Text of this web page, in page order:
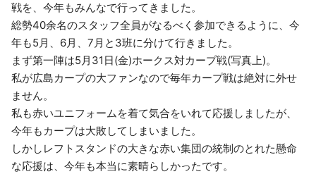
戦を、今年もみんなで行ってきました。
総勢40余名のスタッフ全員がなるべく参加できるように、今
年も5月、6月、7月と3班に分けて行きました。
まず第一陣は5月31日(金)ホークス対カープ戦(写真上)。
私が広島カープの大ファンなので毎年カープ戦は絶対に外せ
ません。
私も赤いユニフォームを着て気合をいれて応援しましたが、
今年もカープは大敗してしまいました。
しかしレフトスタンドの大きな赤い集団の統制のとれた懸命
な応援は、今年も本当に素晴らしかったです。